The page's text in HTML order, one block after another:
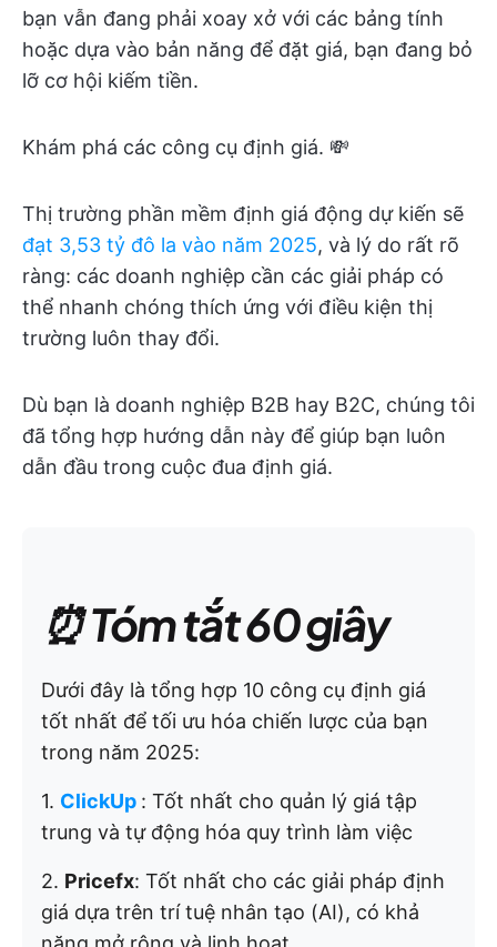
bạn vẫn đang phải xoay xở với các bảng tính
hoặc dựa vào bản năng để đặt giá, bạn đang bỏ
lỡ cơ hội kiếm tiền.
Khám phá các công cụ định giá. 💸
Thị trường phần mềm định giá động dự kiến sẽ
đạt 3,53 tỷ đô la vào năm 2025, và lý do rất rõ
ràng: các doanh nghiệp cần các giải pháp có
thể nhanh chóng thích ứng với điều kiện thị
trường luôn thay đổi.
Dù bạn là doanh nghiệp B2B hay B2C, chúng tôi
đã tổng hợp hướng dẫn này để giúp bạn luôn
dẫn đầu trong cuộc đua định giá.
⏰ Tóm tắt 60 giây
Dưới đây là tổng hợp 10 công cụ định giá
tốt nhất để tối ưu hóa chiến lược của bạn
trong năm 2025:
1. ClickUp : Tốt nhất cho quản lý giá tập
trung và tự động hóa quy trình làm việc
2. Pricefx: Tốt nhất cho các giải pháp định
giá dựa trên trí tuệ nhân tạo (AI), có khả